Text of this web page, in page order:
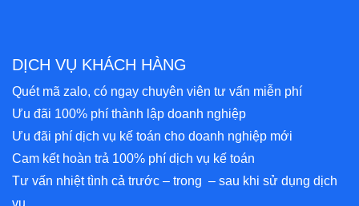
DỊCH VỤ KHÁCH HÀNG
Quét mã zalo, có ngay chuyên viên tư vấn miễn phí
Ưu đãi 100% phí thành lập doanh nghiệp
Ưu đãi phí dịch vụ kế toán cho doanh nghiệp mới
Cam kết hoàn trả 100% phí dịch vụ kế toán
Tư vấn nhiệt tình cả trước – trong – sau khi sử dụng dịch
vụ